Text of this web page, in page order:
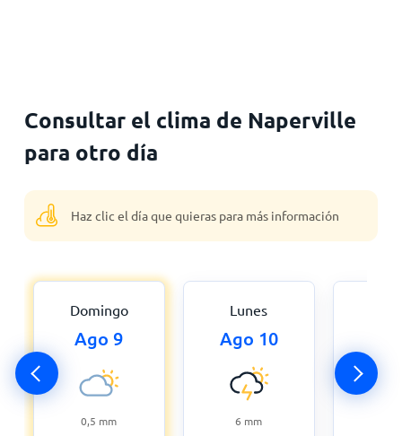
Consultar el clima de Naperville
para otro día
Haz clic el día que quieras para más información
Domingo
Ago 9
0,5 mm
Lunes
Ago 10
6 mm